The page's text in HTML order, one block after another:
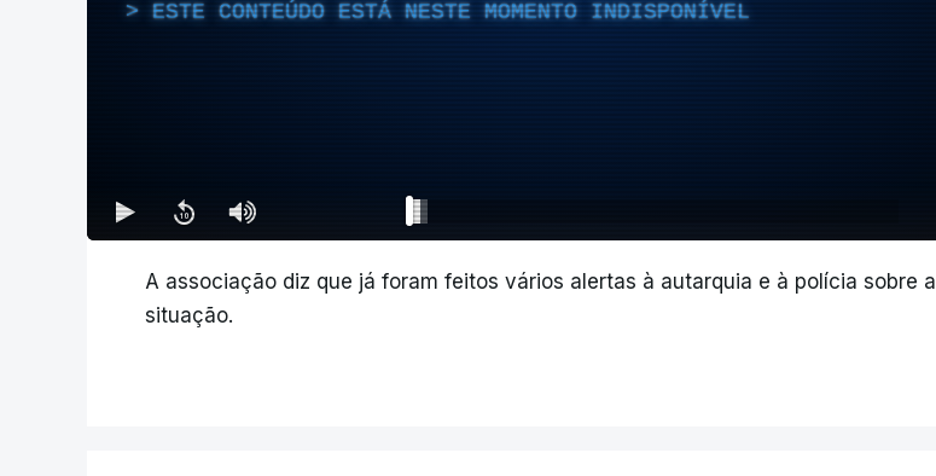
ESTE CONTEÚDO ESTÁ NESTE MOMENTO INDISPONÍVEL
A associação diz que já foram feitos vários alertas à autarquia e à polícia sobre a
situação.